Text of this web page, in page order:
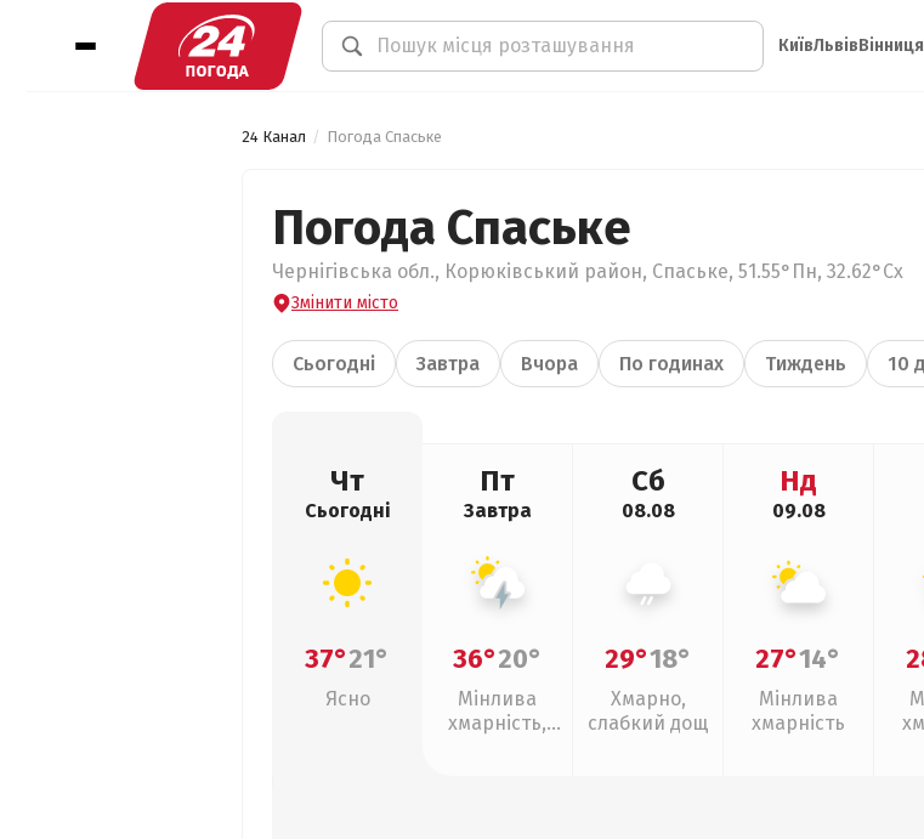
КиївЛьвівВінниця
24 Канал Погода Спаське
Погода Спаське
Чернігівська обл., Корюківський район, Спаське, 51.55°Пн, 32.62°Сх
Змінити місто
Сьогодні Завтра Вчора По годинах Тиждень 10
Чт
Сьогодні
37°21°
Ясно
Пт
Завтра
36°20°
Мінлива
хмарність,
Сб
08.08
29°18°
Хмарно,
слабкий дощ
Нд
09.08
27°14°
Мінлива
хмарність